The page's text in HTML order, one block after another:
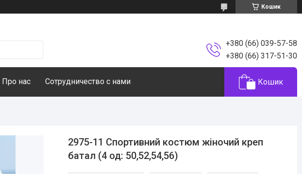
Кошик
+380 (66) 039-57-58
+380 (66) 317-51-30
Про нас Сотрудничество с нами Кошик
2975-11 Спортивний костюм жіночий креп
батал (4 од: 50,52,54,56)